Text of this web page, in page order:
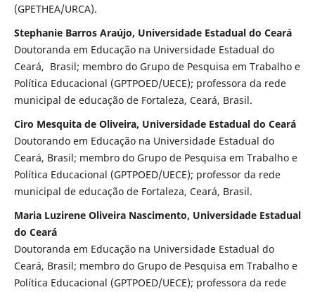
(GPETHEA/URCA).
Stephanie Barros Araújo, Universidade Estadual do Ceará
Doutoranda em Educação na Universidade Estadual do
Ceará, Brasil; membro do Grupo de Pesquisa em Trabalho e
Política Educacional (GPTPOED/UECE); professora da rede
municipal de educação de Fortaleza, Ceará, Brasil.
Ciro Mesquita de Oliveira, Universidade Estadual do Ceará
Doutorando em Educação na Universidade Estadual do
Ceará, Brasil; membro do Grupo de Pesquisa em Trabalho e
Política Educacional (GPTPOED/UECE); professor da rede
municipal de educação de Fortaleza, Ceará, Brasil.
Maria Luzirene Oliveira Nascimento, Universidade Estadual
do Ceará
Doutoranda em Educação na Universidade Estadual do
Ceará, Brasil; membro do Grupo de Pesquisa em Trabalho e
Política Educacional (GPTPOED/UECE); professora da rede